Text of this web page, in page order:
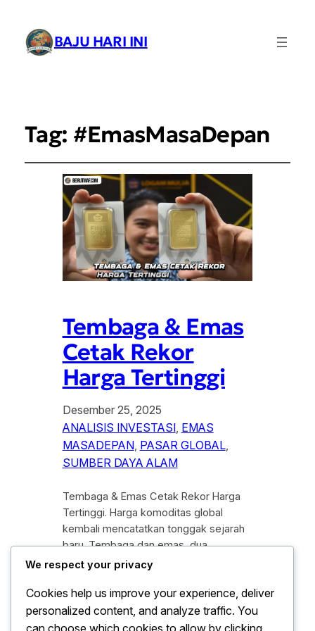
BAJU HARI INI
Tag: #EmasMasaDepan
Tembaga & Emas
Cetak Rekor
Harga Tertinggi
Desember 25, 2025
ANALISIS INVESTASI, EMAS
MASADEPAN, PASAR GLOBAL
SUMBER DAYA ALAM
Tembaga & Emas Cetak Rekor Harga
Tertinggi. Harga komoditas global
kembali mencatatkan tonggak sejarah
baru. Tembaga dan emas, dua
komoditas logam strategis dunia,
harga tertinggi sepanjang masa.
Lonjakan ini mencerminkan kombinasi
faktor global, mulai dari ketegangan
We respect your privacy
Cookies help us improve your experience, deliver
personalized content, and analyze traffic. You
can choose which cookies to allow by clicking